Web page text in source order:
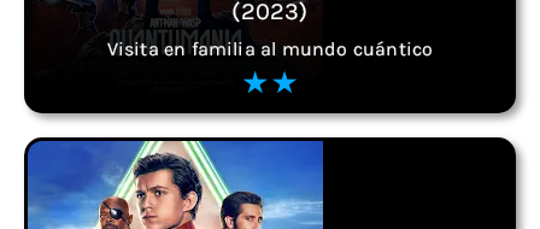
(2023)
Visita en familia al mundo cuántico